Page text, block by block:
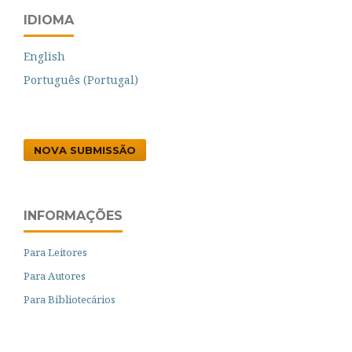
IDIOMA
English
Português (Portugal)
NOVA SUBMISSÃO
INFORMAÇÕES
Para Leitores
Para Autores
Para Bibliotecários